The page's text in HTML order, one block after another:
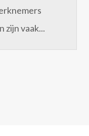
zijn vaak...